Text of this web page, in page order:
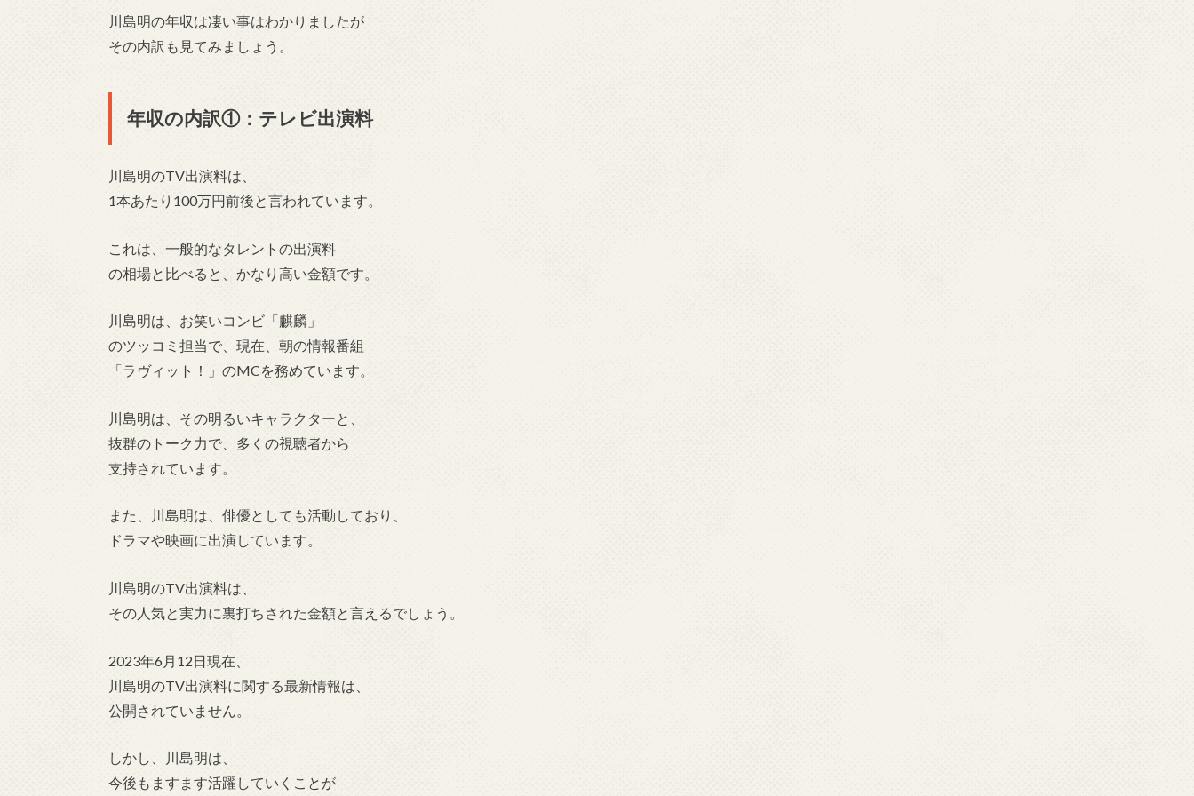
川島明の年収は凄い事はわかりましたが
その内訳も見てみましょう。
年収の内訳①：テレビ出演料
川島明のTV出演料は、
1本あたり100万円前後と言われています。
これは、一般的なタレントの出演料
の相場と比べると、かなり高い金額です。
川島明は、お笑いコンビ「麒麟」
のツッコミ担当で、現在、朝の情報番組
「ラヴィット！」のMCを務めています。
川島明は、その明るいキャラクターと、
抜群のトーク力で、多くの視聴者から
支持されています。
また、川島明は、俳優としても活動しており、
ドラマや映画に出演しています。
川島明のTV出演料は、
その人気と実力に裏打ちされた金額と言えるでしょう。
2023年6月12日現在、
川島明のTV出演料に関する最新情報は、
公開されていません。
しかし、川島明は、
今後もますます活躍していくことが